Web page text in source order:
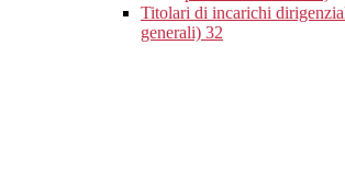
Titolari di incarichi
generali) 32